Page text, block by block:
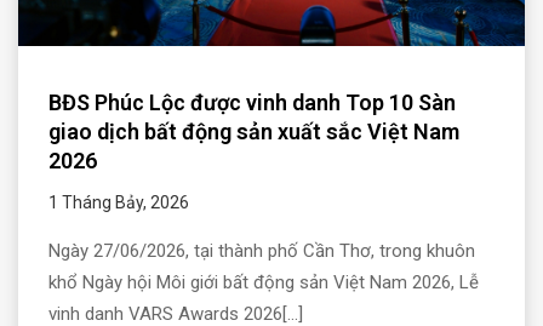
BĐS Phúc Lộc được vinh danh Top 10 Sàn
giao dịch bất động sản xuất sắc Việt Nam
2026
1 Tháng Bảy, 2026
Ngày 27/06/2026, tại thành phố Cần Thơ, trong khuôn
khổ Ngày hội Môi giới bất động sản Việt Nam 2026, Lễ
vinh danh VARS Awards 2026[...]